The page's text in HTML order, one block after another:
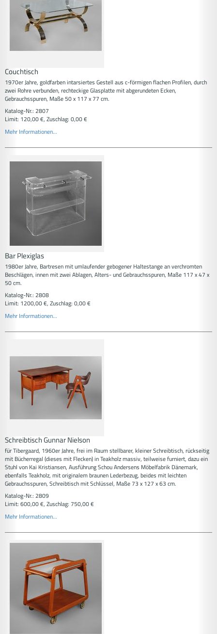
Couchtisch
1970er Jahre, goldfarben intarsiertes Gestell aus c-förmigen flachen Profilen, durch
zwei Rohre verbunden, rechteckige Glasplatte mit abgerundeten Ecken,
Gebrauchsspuren, Maße 50 x 117 x 77 cm.
Katalog-Nr.: 2807
Limit: 120,00 €, Zuschlag: 0,00 €
Mehr Informationen...
Bar Plexiglas
1980er Jahre, Bartresen mit umlaufender gebogener Haltestange an verchromten
Beschlägen, innen mit zwei Ablagen, Alters- und Gebrauchsspuren, Maße 117 x 47 x
50 cm.
Katalog-Nr.: 2808
Limit: 1200,00 €, Zuschlag: 0,00 €
Mehr Informationen...
Schreibtisch Gunnar Nielson
für Tibergaard, 1960er Jahre, frei im Raum stellbarer, kleiner Schreibtisch, rückseitig
mit Bücherregal (dieses mit Flecken) in Teakholz massiv, teilweise furniert, dazu ein
Stuhl von Kai Kristiansen, Ausführung Schou Andersens Möbelfabrik Dänemark,
ebenfalls Teakholz, mit originalem braunen Lederbezug, beides mit leichten
Gebrauchsspuren, Schreibtisch mit Schlüssel, Maße 73 x 127 x 63 cm.
Katalog-Nr.: 2809
Limit: 600,00 €, Zuschlag: 750,00 €
Mehr Informationen...